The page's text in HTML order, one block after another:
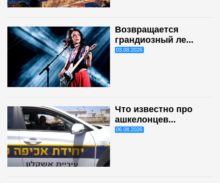
Возвращается
грандиозный ле...
03.08.2026
Что известно про
ашкелонцев...
06.08.2026